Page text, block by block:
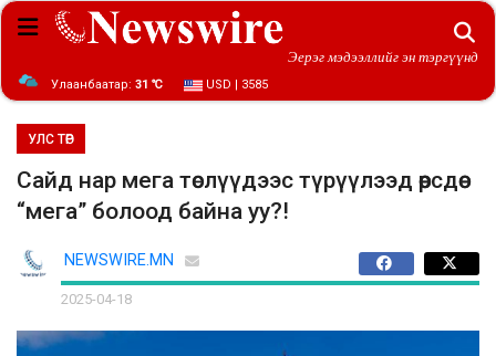
Эерэг мэдээллийг эн тэргүүнд
Улаанбаатар: 31 ℃ USD | 3585
УЛС ТӨР
Сайд нар мега төслүүдээс түрүүлээд өөрсдөө
“мега” болоод байна уу?!
NEWSWIRE.MN
2025-04-18